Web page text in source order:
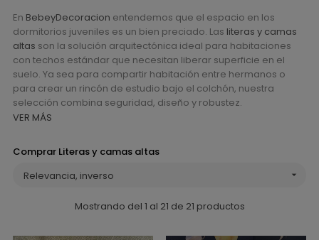
En BebeyDecoracion entendemos que el espacio en los
dormitorios juveniles es un bien preciado. Las literas y camas
altas son la solución arquitectónica ideal para habitaciones
con techos estándar que necesitan liberar superficie en el
suelo. Ya sea para compartir habitación entre hermanos o
para crear un rincón de estudio bajo el colchón, nuestra
selección combina seguridad, diseño y robustez.
VER MÁS
Comprar Literas y camas altas
Relevancia, inverso

Mostrando del 1 al 21 de 21 productos